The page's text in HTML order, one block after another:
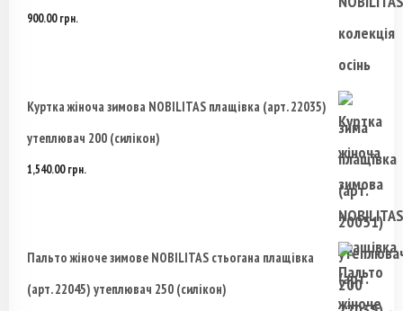
900.00грн.
Куртка жіноча зимова NOBILITAS плащівка (арт. 22035)
утеплювач 200 (силікон)
1,540.00грн.
Пальто жіноче зимове NOBILITAS стьогана плащівка
(арт. 22045) утеплювач 250 (силікон)